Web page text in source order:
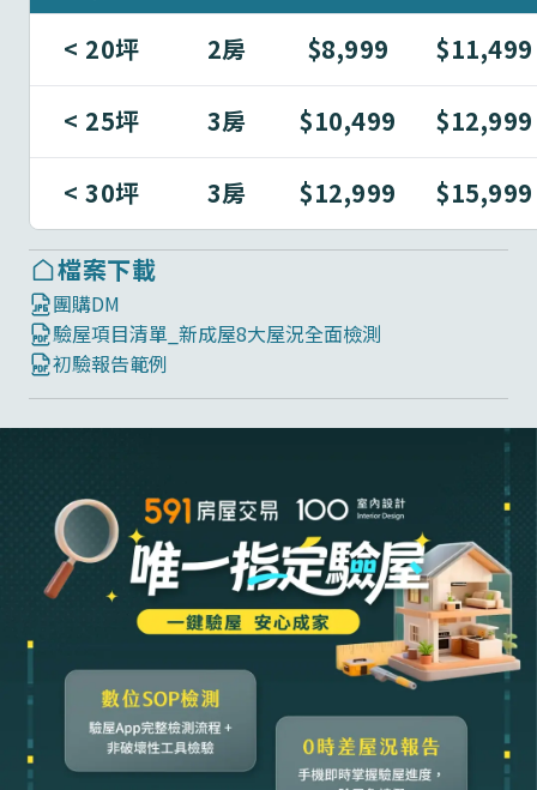
< 20坪 2房 $8,999 $11,499
< 25坪 3房 $10,499 $12,999
< 30坪 3房 $12,999 $15,999
檔案下載
團購DM
驗屋項目清單_新成屋8大屋況全面檢測
初驗報告範例